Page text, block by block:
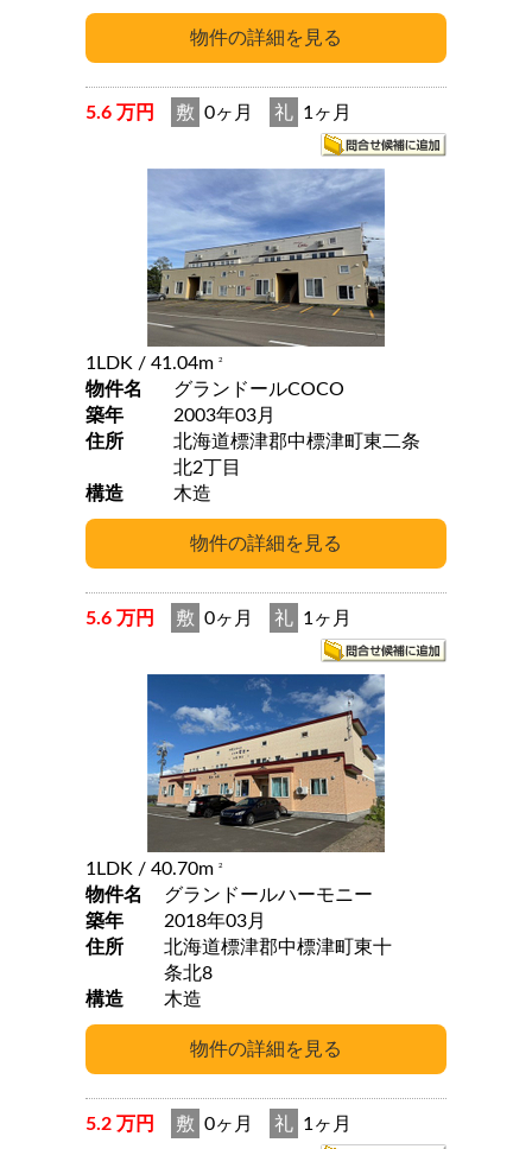
5.6 万円 敷 0ヶ月 礼 1ヶ月
1LDK / 41.04m 2
物件名
グランドールCOCO
築年
2003年03月
住所
北海道標津郡中標津町東二条
北2丁目
構造
木造
5.6 万円 敷 0ヶ月 礼 1ヶ月
1LDK / 40.70m 2
物件名
グランドールハーモニー
築年
2018年03月
住所
北海道標津郡中標津町東十
条北8
構造
木造
5.2 万円 敷 0ヶ月 礼 1ヶ月